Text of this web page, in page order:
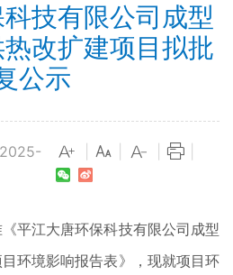
技有限公司成型
改扩建项目拟批
公示
2025-
江大唐环保科技有限公司成型
环境影响报告表》，现就项目环